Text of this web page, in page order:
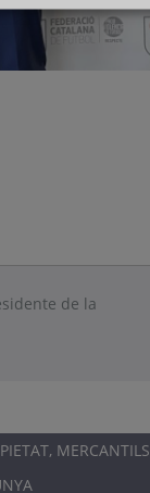
de la
MERCANTILS